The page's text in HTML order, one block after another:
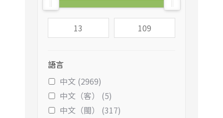
語言
中文 (2969)
中文（客） (5)
中文（閩） (317)